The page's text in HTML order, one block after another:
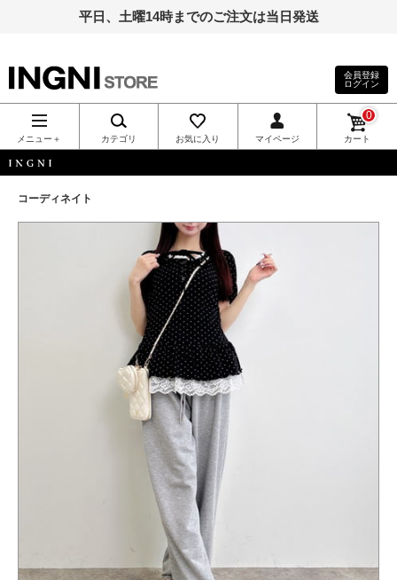
平日、土曜14時までのご注文は当日発送
INGNI（イン
グ）公式通
販｜INGNI
STORE
会員登録
ログイン
メニュー＋ カテゴリ お気に入り マイページ カート
0
コーディネイト